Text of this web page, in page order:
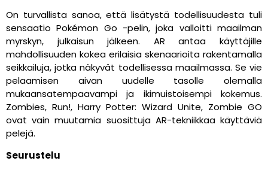
On turvallista sanoa, että lisätystä todellisuudesta tuli
sensaatio Pokémon Go -pelin, joka valloitti maailman
myrskyn, julkaisun jälkeen. AR antaa käyttäjille
mahdollisuuden kokea erilaisia skenaarioita rakentamalla
seikkailuja, jotka näkyvät todellisessa maailmassa. Se vie
pelaamisen aivan uudelle tasolle olemalla
mukaansatempaavampi ja ikimuistoisempi kokemus.
Zombies, Run!, Harry Potter: Wizard Unite, Zombie GO
ovat vain muutamia suosittuja AR-tekniikkaa käyttäviä
pelejä.
Seurustelu